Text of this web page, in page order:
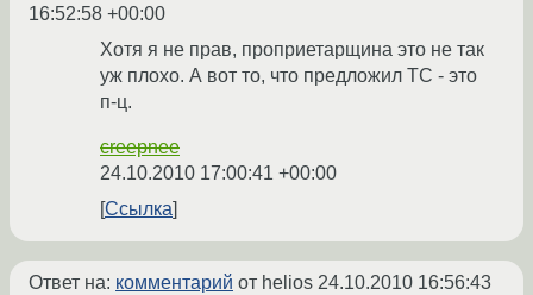
16:52:58 +00:00
Хотя я не прав, проприетарщина это не так
уж плохо. А вот то, что предложил ТС - это
п-ц.
creepnee
24.10.2010 17:00:41 +00:00
Ссылка
Ответ на: комментарий от helios 24.10.2010 16:56:43